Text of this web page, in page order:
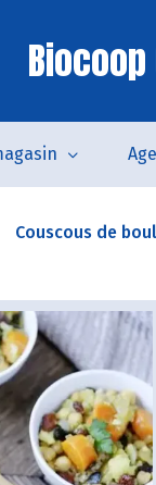
Biocoop
Couscous de